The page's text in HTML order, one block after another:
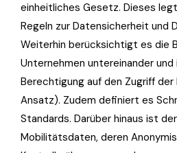
einheitliches Gesetz. Dieses
Regeln zur Datensicherheit und
Weiterhin berücksichtigt es die
Unternehmen untereinander
Berechtigung auf den Zugriff
Ansatz). Zudem definiert es
Standards. Darüber hinaus ist
Mobilitätsdaten, deren